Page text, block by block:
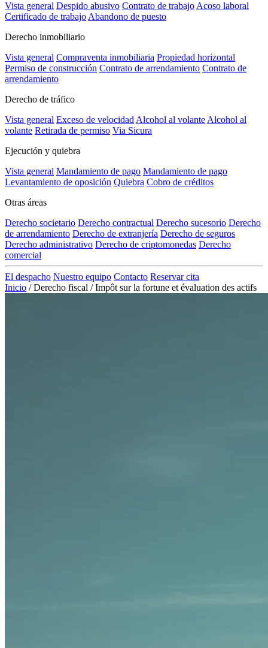
Vista general Despido abusivo Contrato de trabajo Acoso laboral
Certificado de trabajo Abandono de puesto
Derecho inmobiliario
Vista general Compraventa inmobiliaria Propiedad horizontal
Permiso de construcción Contrato de arrendamiento Contrato de
arrendamiento
Derecho de tráfico
Vista general Exceso de velocidad Alcohol al volante Alcohol al
volante Retirada de permiso Via Sicura
Ejecución y quiebra
Vista general Mandamiento de pago Mandamiento de pago
Levantamiento de oposición Quiebra Cobro de créditos
Otras áreas
Derecho societario Derecho contractual Derecho sucesorio Derecho
de arrendamiento Derecho de extranjería Derecho de seguros
Derecho administrativo Derecho de criptomonedas Derecho
comercial
El despacho Nuestro equipo Contacto Reservar cita
Inicio / Derecho fiscal / Impôt sur la fortune et évaluation des actifs